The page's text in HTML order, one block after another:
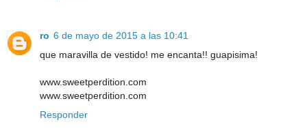
ro 6 de mayo de 2015 a las 10:41
que maravilla de vestido! me encanta!! guapisima!
www.sweetperdition.com
www.sweetperdition.com
Responder